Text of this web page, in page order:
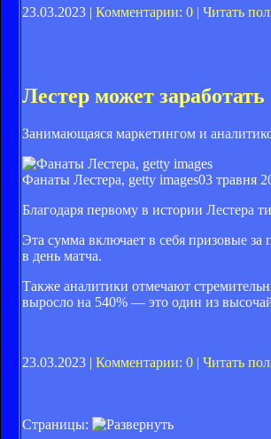
23.03.2023 | Комментарии: 0 | Читать
Лестер может
Занимающаяся маркетингом и
Фанаты Лестера, getty images03 травня
Благодаря первому в истории Лестера
Эта сумма включает в себя призовые
в день матча.
Также аналитики отмечают
выросло на 540% — это один из
23.03.2023 | Комментарии: 0 | Читать
Страницы: